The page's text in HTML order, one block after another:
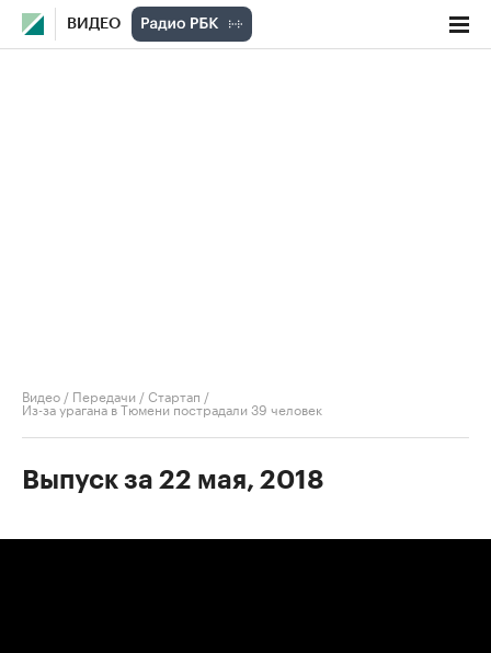
ВИДЕО
Видео / Передачи /Стартап /
Из-за урагана в Тюмени пострадали 39 человек
Выпуск за 22 мая, 2018